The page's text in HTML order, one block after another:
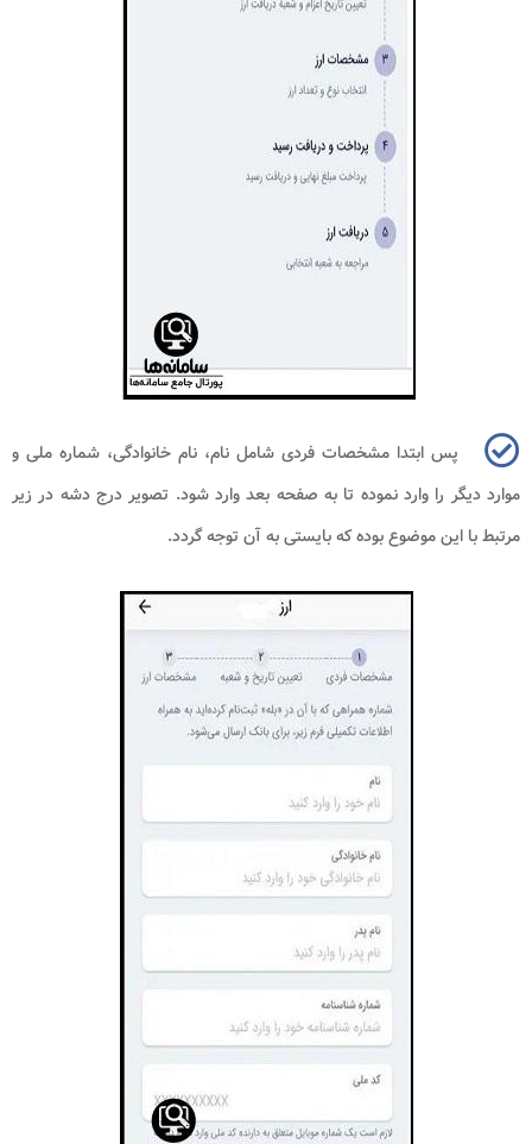
پس ابتدا مشخصات فردی شامل نام، نام خانوادگی، شماره ملی و
موارد دیگر را وارد نموده تا به صفحه بعد وارد شود. تصویر درج دشه در زیر
مرتبط با این موضوع بوده که بایستی به آن توجه گردد.